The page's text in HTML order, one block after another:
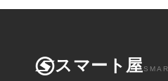
スマート屋